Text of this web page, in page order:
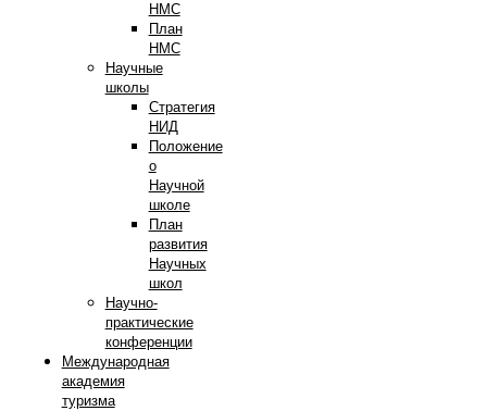
НМС
План
НМС
Научные
школы
Стратегия
НИД
Положение
о
Научной
школе
План
развития
Научных
школ
Научно-
практические
конференции
Международная
академия
туризма